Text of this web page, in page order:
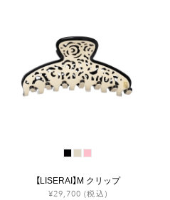
【LISERAI】M クリップ
¥29,700 (税込)